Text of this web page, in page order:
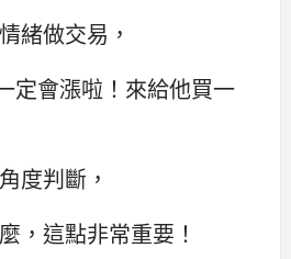
緒做交易，
定會漲啦！來給他買一
度判斷，
，這點非常重要！